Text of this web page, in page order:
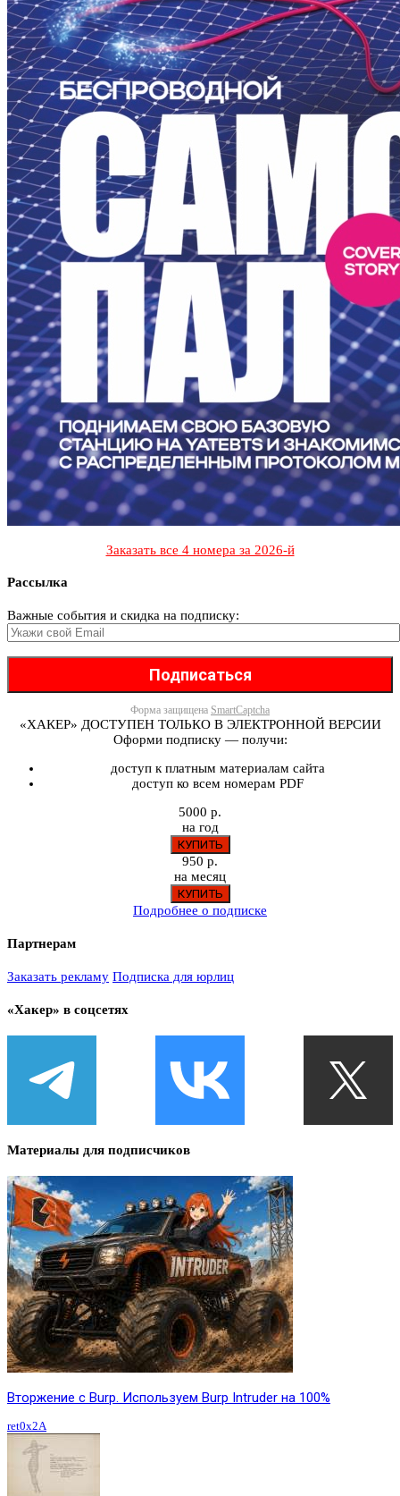
Заказать все 4 номера за 2026-й
Рассылка
Важные события и скидка на подписку:
Форма защищена SmartCaptcha
«ХАКЕР» ДОСТУПЕН ТОЛЬКО В ЭЛЕКТРОННОЙ ВЕРСИИ
Оформи подписку — получи:
доступ к платным материалам сайта
доступ ко всем номерам PDF
5000 р.
на год
950 р.
на месяц
Подробнее о подписке
Партнерам
Заказать рекламу Подписка для юрлиц
«Хакер» в соцсетях
Материалы для подписчиков
Вторжение с Burp. Используем Burp Intruder на 100%
ret0x2A